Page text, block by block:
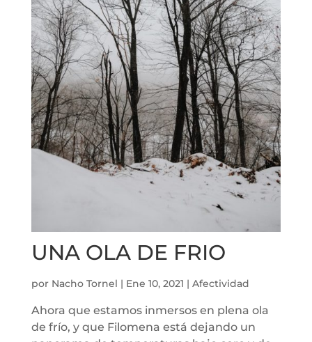
UNA OLA DE FRIO
por Nacho Tornel | Ene 10, 2021 | Afectividad
Ahora que estamos inmersos en plena ola
de frío, y que Filomena está dejando un